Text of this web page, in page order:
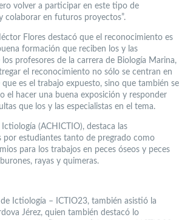
volver a participar en este tipo de
colaborar en futuros proyectos”.
Flores destacó que el reconocimiento es
formación que reciben los y las
profesores de la carrera de Biología Marina,
el reconocimiento no sólo se centran en
es el trabajo expuesto, sino que también se
el hacer una buena exposición y responder
que los y las especialistas en el tema.
(ACHICTIO), destaca las
por estudiantes tanto de pregrado como
para los trabajos en peces óseos y peces
rayas y quimeras.
Ictiología – ICTIO23, también asistió la
Jérez, quien también destacó lo